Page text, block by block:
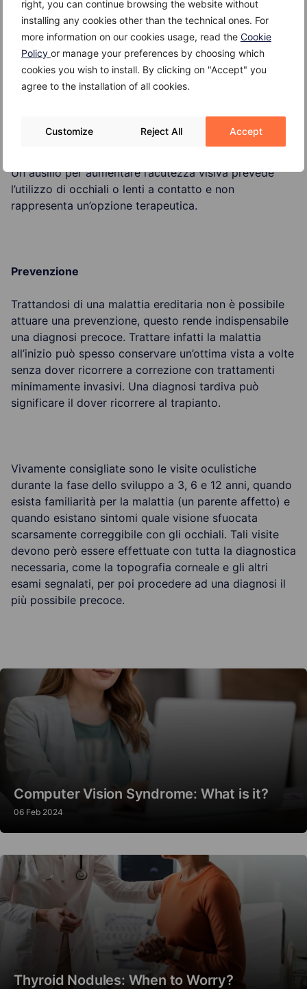
right, you can continue browsing the website without
installing any cookies other than the technical ones. For
more information on our cookies usage, read the Cookie
Policy or manage your preferences by choosing which
cookies you wish to install. By clicking on "Accept" you
agree to the installation of all cookies.
Customize Reject All Accept
malattia
Rimodellamenti corneali associati a Cross-Linking
Impianto di anelli intrastromali
Cheratoplastica perforante (PKP)
Un ausilio per aumentare l’acutezza visiva prevede
l’utilizzo di occhiali o lenti a contatto e non
rappresenta un’opzione terapeutica.
Prevenzione
Trattandosi di una malattia ereditaria non è possibile
attuare una prevenzione, questo rende indispensabile
una diagnosi precoce. Trattare infatti la malattia
all’inizio può spesso conservare un’ottima vista a volte
senza dover ricorrere a correzione con trattamenti
minimamente invasivi. Una diagnosi tardiva può
significare il dover ricorrere al trapianto.
Vivamente consigliate sono le visite oculistiche
durante la fase dello sviluppo a 3, 6 e 12 anni, quando
esista familiarità per la malattia (un parente affetto) e
quando esistano sintomi quale visione sfuocata
scarsamente correggibile con gli occhiali. Tali visite
devono però essere effettuate con tutta la diagnostica
necessaria, come la topografia corneale e gli altri
esami segnalati, per poi procedere ad una diagnosi il
più possibile precoce.
Computer Vision Syndrome: What is it?
06 Feb 2024
Thyroid Nodules: When to Worry?